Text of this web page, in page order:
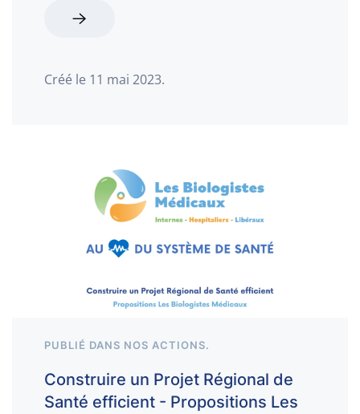
Créé le 11 mai 2023.
PUBLIÉ DANS NOS ACTIONS.
Construire un Projet Régional de
Santé efficient - Propositions Les